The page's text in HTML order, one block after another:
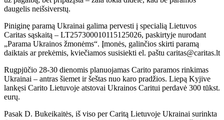
daugelis neišsiverstų.
Piniginę paramą Ukrainai galima pervesti į specialią Lietuvos
Caritas sąskaitą – LT257300010115125026, paskirtyje nurodant
„Parama Ukrainos žmonėms“. Įmonės, galinčios skirti paramą
daiktais ar prekėmis, kviečiamos susisiekti el. paštu caritas@caritas.lt
Rugpjūčio 28-30 dienomis planuojamas Carito paramos rinkimas
Ukrainai – antras šiemet ir šeštas nuo karo pradžios. Liepą Kyjive
lankęsi Carito Lietuvoje atstovai Ukrainos Caritui perdavė 300 tūkst.
eurų.
Pasak D. Bukeikaitės, iš viso per Caritą Lietuvoje Ukrainai surinkta